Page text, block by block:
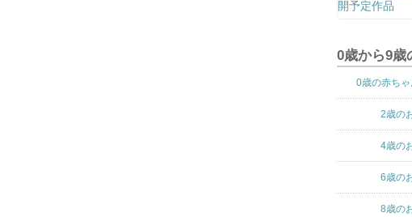
0歳から9歳
0歳の赤ち
2歳の
4歳の
6歳の
8歳の